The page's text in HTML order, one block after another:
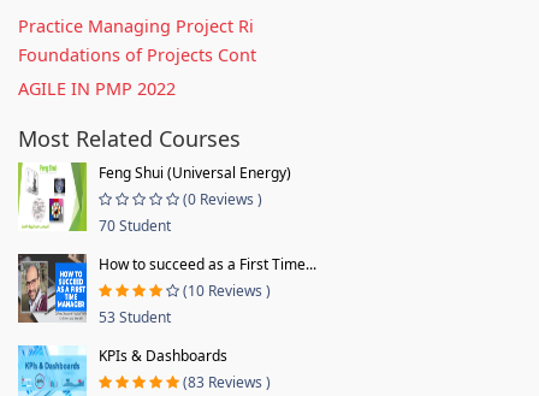
Practice Managing Project Ri
Foundations of Projects Cont
AGILE IN PMP 2022
Most Related Courses
Feng Shui (Universal Energy)
(0 Reviews )
70 Student
How to succeed as a First Time...
(10 Reviews )
53 Student
KPIs & Dashboards
(83 Reviews )